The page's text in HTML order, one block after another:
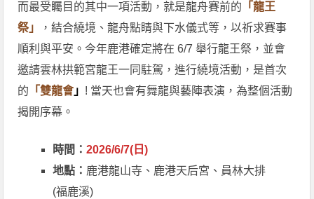
而最受矚目的其中一項活動，就是龍舟賽前的 「龍王
祭」
，結合繞境、龍舟點睛與下水儀式等，以祈求賽事
順利與平安。今年鹿港確定將在 6/7 舉行龍王祭，並會
邀請雲林拱範宮龍王一同駐駕，進行繞境活動，是首次
的 「雙龍會 」 ! 當天也會有舞龍與藝陣表演，為整個活動
揭開序幕。
時間：2026/6/7(日)
地點： 鹿港龍山寺、鹿港天后宮、員林大排
(福鹿溪)